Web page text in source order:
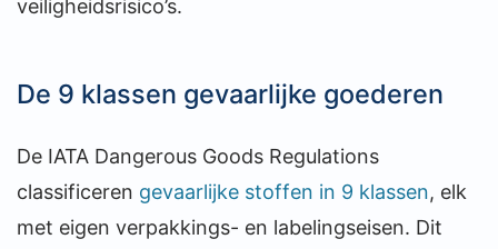
veiligheidsrisico’s.
De 9 klassen gevaarlijke goederen
De IATA Dangerous Goods Regulations
classificeren gevaarlijke stoffen in 9 klassen, elk
met eigen verpakkings- en labelingseisen. Dit